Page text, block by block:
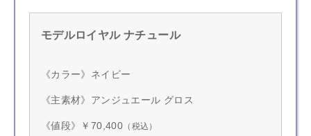
モデルロイヤル ナチュール
《カラー》ネイビー
《主素材》アンジュエール グロス
《値段》￥70,400 （税込）